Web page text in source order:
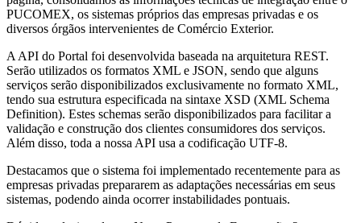
PUCOMEX, os sistemas próprios das empresas privadas e os
diversos órgãos intervenientes de Comércio Exterior.
A API do Portal foi desenvolvida baseada na arquitetura REST.
Serão utilizados os formatos XML e JSON, sendo que alguns
serviços serão disponibilizados exclusivamente no formato XML,
tendo sua estrutura especificada na sintaxe XSD (XML Schema
Definition). Estes schemas serão disponibilizados para facilitar a
validação e construção dos clientes consumidores dos serviços.
Além disso, toda a nossa API usa a codificação UTF-8.
Destacamos que o sistema foi implementado recentemente para as
empresas privadas prepararem as adaptações necessárias em seus
sistemas, podendo ainda ocorrer instabilidades pontuais.